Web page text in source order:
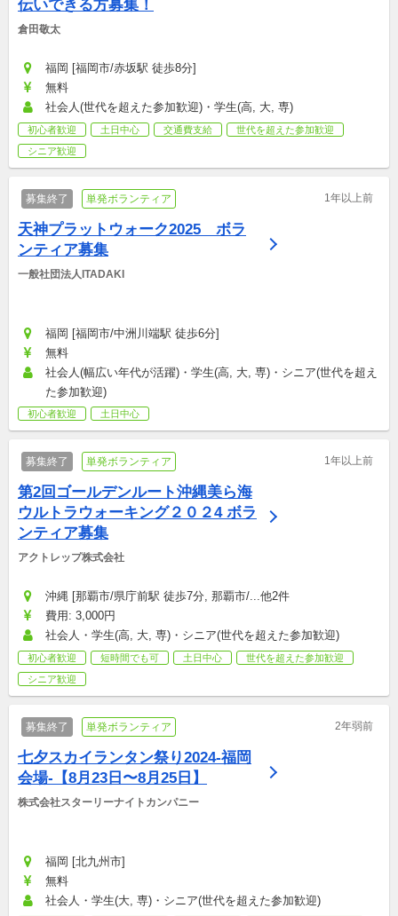
伝いできる方募集！
倉田敬太
福岡 [福岡市/赤坂駅 徒歩8分]
無料
社会人(世代を超えた参加歓迎)・学生(高, 大, 専)
初心者歓迎 土日中心 交通費支給
世代を超えた参加歓迎
シニア歓迎
募集終了 単発ボランティア 1年以上前
天神プラットウォーク2025　ボラ
ンティア募集
一般社団法人ITADAKI
福岡 [福岡市/中洲川端駅 徒歩6分]
無料
社会人(幅広い年代が活躍)・学生(高, 大, 専)・シニア(世代を超え
た参加歓迎)
初心者歓迎 土日中心
募集終了 単発ボランティア 1年以上前
第2回ゴールデンルート沖縄美ら海
ウルトラウォーキング２０２4 ボラ
ンティア募集
アクトレップ株式会社
沖縄 [那覇市/県庁前駅 徒歩7分, 那覇市/...他2件
費用: 3,000円
社会人・学生(高, 大, 専)・シニア(世代を超えた参加歓迎)
初心者歓迎 短時間でも可 土日中心
世代を超えた参加歓迎
シニア歓迎
募集終了 単発ボランティア 2年弱前
七夕スカイランタン祭り2024-福岡
会場-【8月23日〜8月25日】
株式会社スターリーナイトカンパニー
福岡 [北九州市]
無料
社会人・学生(大, 専)・シニア(世代を超えた参加歓迎)